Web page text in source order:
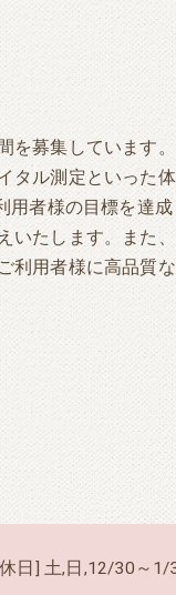
を募集しています
ル測定といっ
者様の目標を達
たします。ま
用者様に高品
日] 土,日,12/30～1/